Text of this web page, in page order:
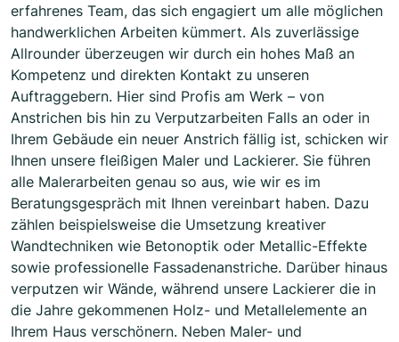
erfahrenes Team, das sich engagiert um alle möglichen
handwerklichen Arbeiten kümmert. Als zuverlässige
Allrounder überzeugen wir durch ein hohes Maß an
Kompetenz und direkten Kontakt zu unseren
Auftraggebern. Hier sind Profis am Werk – von
Anstrichen bis hin zu Verputzarbeiten Falls an oder in
Ihrem Gebäude ein neuer Anstrich fällig ist, schicken wir
Ihnen unsere fleißigen Maler und Lackierer. Sie führen
alle Malerarbeiten genau so aus, wie wir es im
Beratungsgespräch mit Ihnen vereinbart haben. Dazu
zählen beispielsweise die Umsetzung kreativer
Wandtechniken wie Betonoptik oder Metallic-Effekte
sowie professionelle Fassadenanstriche. Darüber hinaus
verputzen wir Wände, während unsere Lackierer die in
die Jahre gekommenen Holz- und Metallelemente an
Ihrem Haus verschönern. Neben Maler- und